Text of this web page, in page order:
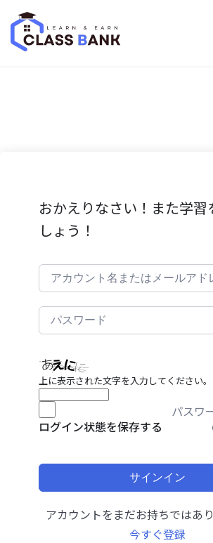
content
おかえりなさい！また学習
しょう！
上に表示された文字を入力してください。
ログイン状態を保存する
パスワ
サインイン
アカウントをまだお持ちではあ
今すぐ登録